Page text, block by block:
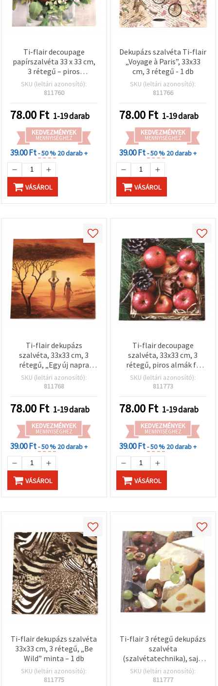
Ti-flair decoupage
papírszalvéta 33 x 33 cm,
3 rétegű – piros
virágcsokor minta, 1 db
(egylapos),
kézműves és DIY
SKU (leltári azonosító):
811760
78.00 Ft 1-19 darab
KEDVEZMÉNYEK
MENNYISÉGHEZ
39.00 Ft- 50 % 20 darab +
VÁSÁROL
Dekupázs szalvéta Ti-flair
„Voyage à Paris”, 33x33
cm, 3 rétegű - 1 db
SKU (leltári azonosító):
811766
78.00 Ft 1-19 darab
KEDVEZMÉNYEK
MENNYISÉGHEZ
39.00 Ft- 50 % 20 darab +
VÁSÁROL
Ti-flair dekupázs
szalvéta, 33x33 cm, 3
rétegű, „Egy új napra
készülve” minta – 1 db
SKU (leltári azonosító):
811768
78.00 Ft 1-19 darab
KEDVEZMÉNYEK
MENNYISÉGHEZ
39.00 Ft- 50 % 20 darab +
VÁSÁROL
Ti-flair decoupage
szalvéta, 33x33 cm, 3
rétegű, piros almák fa
dobozban - 1 db
SKU (leltári azonosító):
811773
78.00 Ft 1-19 darab
KEDVEZMÉNYEK
MENNYISÉGHEZ
39.00 Ft- 50 % 20 darab +
VÁSÁROL
Ti-flair dekupázs szalvéta
33x33 cm, 3 rétegű, „Be
Wild” minta – 1 db
SKU (leltári azonosító):
811775
Ti-flair 3 rétegű dekupázs
szalvéta
(szalvétatechnika), sajt,
szőlő és dió, 33x33 cm, 1
db
SKU (leltári azonosító):
811777